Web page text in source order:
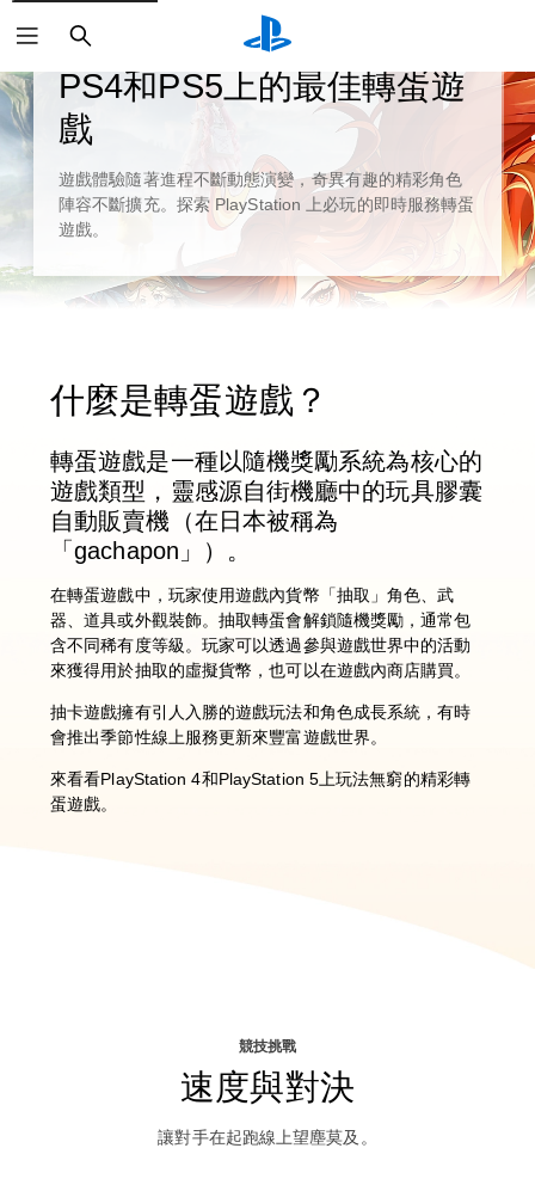
搜
尋
指南與編輯部特稿
PS4和PS5上的最佳轉蛋遊
戲
遊戲體驗隨著進程不斷動態演變，奇異有趣的精彩角色
陣容不斷擴充。探索 PlayStation 上必玩的即時服務轉蛋
遊戲。
什麼是轉蛋遊戲？
轉蛋遊戲是一種以隨機獎勵系統為核心的
遊戲類型，靈感源自街機廳中的玩具膠囊
自動販賣機（在日本被稱為
「gachapon」）。
在轉蛋遊戲中，玩家使用遊戲內貨幣「抽取」角色、武
器、道具或外觀裝飾。抽取轉蛋會解鎖隨機獎勵，通常包
含不同稀有度等級。玩家可以透過參與遊戲世界中的活動
來獲得用於抽取的虛擬貨幣，也可以在遊戲內商店購買。
抽卡遊戲擁有引人入勝的遊戲玩法和角色成長系統，有時
會推出季節性線上服務更新來豐富遊戲世界。
來看看PlayStation 4和PlayStation 5上玩法無窮的精彩轉
蛋遊戲。
競技挑戰
速度與對決
讓對手在起跑線上望塵莫及。